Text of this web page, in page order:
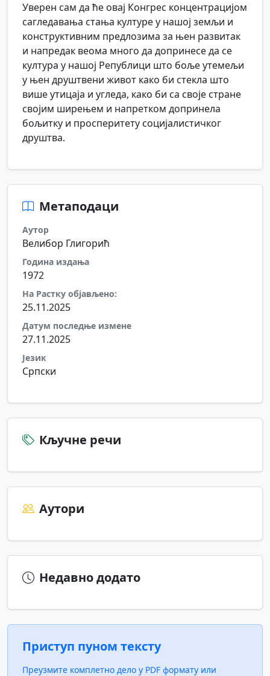
Уверен сам да ће овај Конгрес концентрацијом
сагледавања стања културе у нашој земљи и
конструктивним предлозима за њен развитак
и напредак веома много да допринесе да се
култура у нашој Републици што боље утемељи
у њен друштвени живот како би стекла што
више утицаја и угледа, како би са своје стране
својим ширењем и напретком допринела
бољитку и просперитету социјалистичког
друштва.
Метаподаци
Аутор
Велибор Глигорић
Година издања
1972
На Растку објављено:
25.11.2025
Датум последње измене
27.11.2025
Језик
Српски
Кључне речи
Аутори
Недавно додато
Приступ пуном тексту
Преузмите комплетно дело у PDF формату или